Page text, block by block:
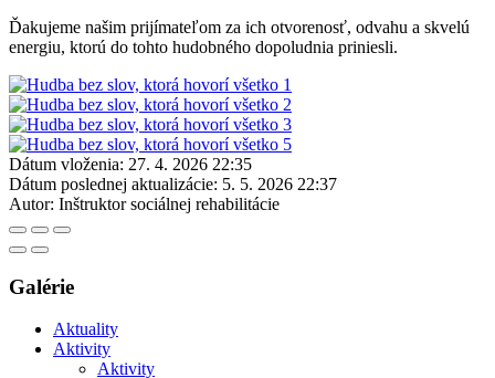
Ďakujeme našim prijímateľom za ich otvorenosť, odvahu a skvelú
energiu, ktorú do tohto hudobného dopoludnia priniesli.
Dátum vloženia: 27. 4. 2026 22:35
Dátum poslednej aktualizácie: 5. 5. 2026 22:37
Autor: Inštruktor sociálnej rehabilitácie
Galérie
Aktuality
Aktivity
Aktivity